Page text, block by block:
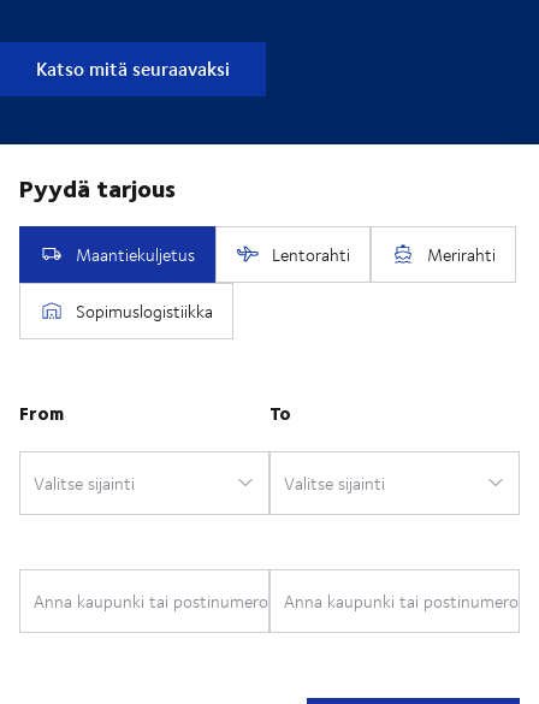
Katso mitä seuraavaksi